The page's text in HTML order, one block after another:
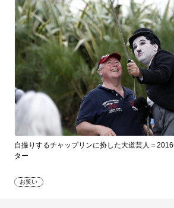
自撮りするチャップリンに扮した大道芸人＝
ター
お笑い